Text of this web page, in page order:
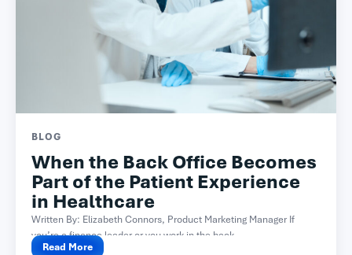
BLOG
When the Back Office Becomes
Part of the Patient Experience
in Healthcare
Written By: Elizabeth Connors, Product Marketing Manager If
you’re a finance leader or you work in the back...
Read More